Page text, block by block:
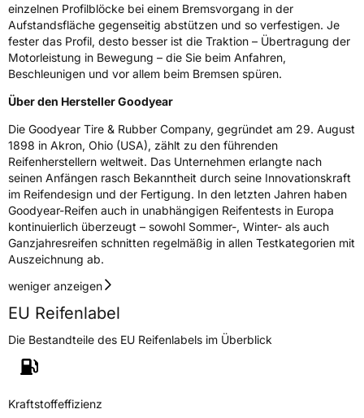
einzelnen Profilblöcke bei einem Bremsvorgang in der
Aufstandsfläche gegenseitig abstützen und so verfestigen. Je
fester das Profil, desto besser ist die Traktion – Übertragung der
Motorleistung in Bewegung – die Sie beim Anfahren,
Beschleunigen und vor allem beim Bremsen spüren.
Über den Hersteller Goodyear
Die Goodyear Tire & Rubber Company, gegründet am 29. August
1898 in Akron, Ohio (USA), zählt zu den führenden
Reifenherstellern weltweit. Das Unternehmen erlangte nach
seinen Anfängen rasch Bekanntheit durch seine Innovationskraft
im Reifendesign und der Fertigung. In den letzten Jahren haben
Goodyear-Reifen auch in unabhängigen Reifentests in Europa
kontinuierlich überzeugt – sowohl Sommer-, Winter- als auch
Ganzjahresreifen schnitten regelmäßig in allen Testkategorien mit
Auszeichnung ab.
weniger anzeigen
EU Reifenlabel
Die Bestandteile des EU Reifenlabels im Überblick
Kraftstoffeffizienz